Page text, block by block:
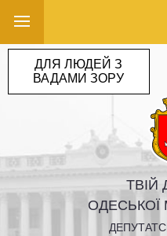
ТВІЙ
ОДЕСЬКОЇ
ДЛЯ ЛЮДЕЙ З
ВАДАМИ ЗОРУ